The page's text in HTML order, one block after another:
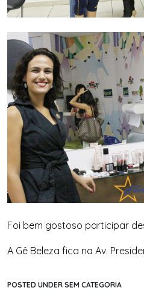
Foi bem gostoso participar
A Gê Beleza fica na Av.
POSTED UNDER SEM CATEGORIA